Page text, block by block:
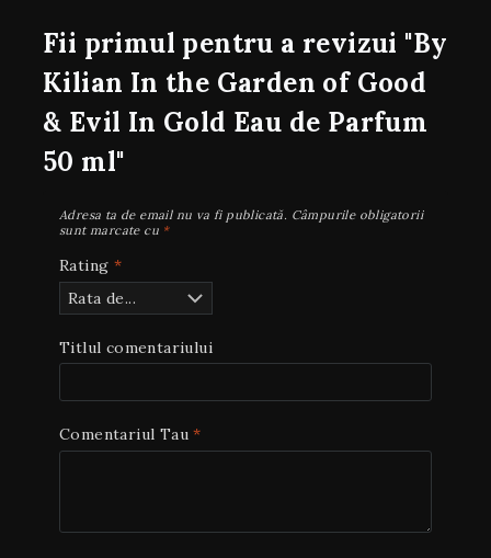
Fii primul pentru a revizui "By
Kilian In the Garden of Good
& Evil In Gold Eau de Parfum
50 ml"
Adresa ta de email nu va fi publicată. Câmpurile obligatorii
sunt marcate cu *
Rating *
Titlul comentariului
Comentariul Tau*